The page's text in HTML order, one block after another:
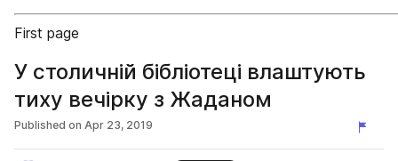
First page
У столичній бібліотеці влаштують
тиху вечірку з Жаданом
Published on Apr 23, 2019